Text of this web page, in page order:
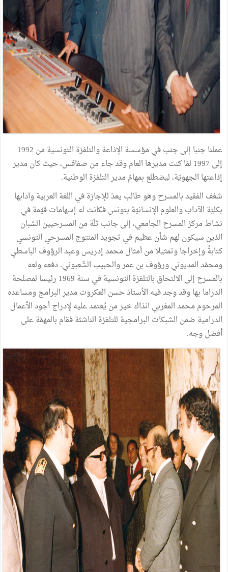
عملنا جنبا إلى جنب في مؤسسة الإذاعة والتلفزة التونسية من 1992
إلى 1997 لمّا كنت مديرها العام وقد جاء من صفاقس، حيث كان مدير
إذاعتها الجهويّة، ليضطلع بمهامّ مدير التلفزة الوطنية.
شغف الفقيد بالمسرح وهو طالب يعدّ للإجازة في اللغة العربية وآدابها
بكليّة الآداب والعلوم الإنسانيّة بتونس فكانت له إسهامات قيّمة في
نشاط مركز المسرح الجامعي، إلى جانب ثلّة من المسرحيين الشبان
الذين سيكون لهم شأن عظيم في تجويد المنتوج المسرحي التونسي
كتابةً وإخراجا وتمثيلا من أمثال محمد إدريس وعبد الرؤوف الباسطي
ومحمّد المديوني ورؤوف بن عمر والحبيب الشّعبوني. دفعه ولعه
بالمسرح إلى الالتحاق بالتلفزة التونسية في سنة 1969 رئيسا لمصلحة
الدراما بها وقد وجد فيه الأستاذ حسن العكروت مدير البرامج ومساعده
المرحوم محمد المغربي آنذاك خير من يُعتمد عليه لإدراج أجود الأعمال
الدرامية ضمن الشبكات البرامجية للتلفزة الناشئة فقام بالمهمّة على
أفضل وجه.